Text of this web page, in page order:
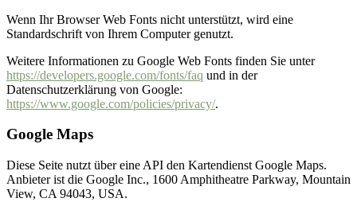
Wenn Ihr Browser Web Fonts nicht unterstützt, wird eine
Standardschrift von Ihrem Computer genutzt.
Weitere Informationen zu Google Web Fonts finden Sie unter
https://developers.google.com/fonts/faq und in der
Datenschutzerklärung von Google:
https://www.google.com/policies/privacy/.
Google Maps
Diese Seite nutzt über eine API den Kartendienst Google Maps.
Anbieter ist die Google Inc., 1600 Amphitheatre Parkway, Mountain
View, CA 94043, USA.